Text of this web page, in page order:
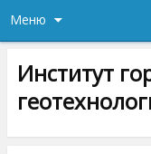
Меню
Институт